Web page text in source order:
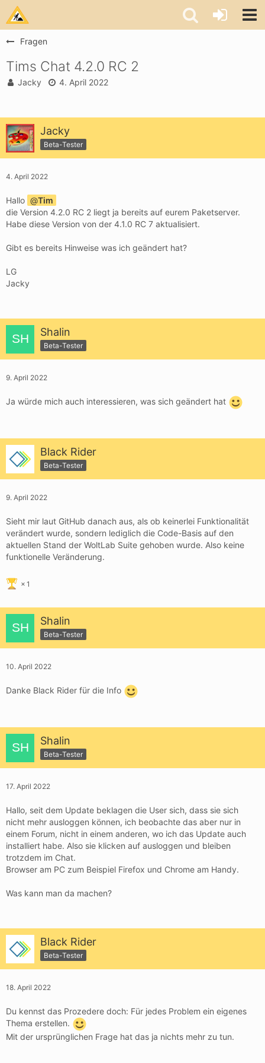
Fragen
Tims Chat 4.2.0 RC 2
Jacky 4. April 2022
Jacky
Beta-Tester
4. April 2022
Hallo
Tim
die Version 4.2.0 RC 2 liegt ja bereits auf eurem Paketserver.
Habe diese Version von der 4.1.0 RC 7 aktualisiert.
Gibt es bereits Hinweise was ich geändert hat?
LG
Jacky
Shalin
Beta-Tester
9. April 2022
Ja würde mich auch interessieren, was sich geändert hat
Black Rider
Beta-Tester
9. April 2022
Sieht mir laut GitHub danach aus, als ob keinerlei Funktionalität
verändert wurde, sondern lediglich die Code-Basis auf den
aktuellen Stand der WoltLab Suite gehoben wurde. Also keine
funktionelle Veränderung.
1
Shalin
Beta-Tester
10. April 2022
Danke Black Rider für die Info
Shalin
Beta-Tester
17. April 2022
Hallo, seit dem Update beklagen die User sich, dass sie sich
nicht mehr ausloggen können, ich beobachte das aber nur in
einem Forum, nicht in einem anderen, wo ich das Update auch
installiert habe. Also sie klicken auf ausloggen und bleiben
trotzdem im Chat.
Browser am PC zum Beispiel Firefox und Chrome am Handy.
Was kann man da machen?
Black Rider
Beta-Tester
18. April 2022
Du kennst das Prozedere doch: Für jedes Problem ein eigenes
Thema erstellen.
Mit der ursprünglichen Frage hat das ja nichts mehr zu tun.